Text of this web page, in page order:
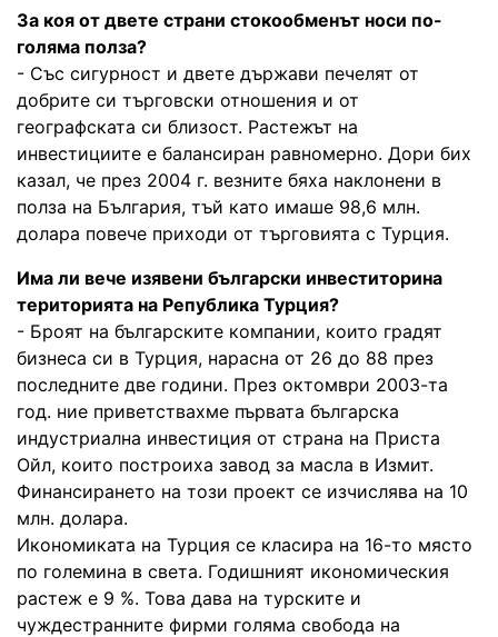
За коя от двете страни стокообменът носи по-
голяма полза?
- Със сигурност и двете държави печелят от
добрите си търговски отношения и от
географската си близост. Растежът на
инвестициите е балансиран равномерно. Дори бих
казал, че през 2004 г. везните бяха наклонени в
полза на България, тъй като имаше 98,6 млн.
долара повече приходи от търговията с Турция.
Има ли вече изявени български инвеститорина
територията на Република Турция?
- Броят на българските компании, които градят
бизнеса си в Турция, нарасна от 26 до 88 през
последните две години. През октомври 2003-та
год. ние приветствахме първата българска
индустриална инвестиция от страна на Приста
Ойл, които построиха завод за масла в Измит.
Финансирането на този проект се изчислява на 10
млн. долара.
Икономиката на Турция се класира на 16-то място
по големина в света. Годишният икономическия
растеж е 9 %. Това дава на турските и
чуждестранните фирми голяма свобода на